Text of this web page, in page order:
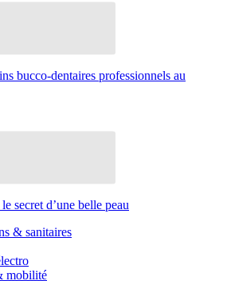
bucco-dentaires professionnels au
secret d’une belle peau
& sanitaires
mobilité